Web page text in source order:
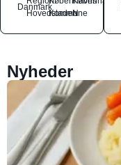
Danmark
Hovedstaden
Kommune
N
Nyheder